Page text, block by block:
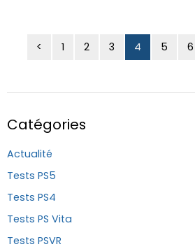
< 1 2 3 4 5 6
Catégories
Actualité
Tests PS5
Tests PS4
Tests PS Vita
Tests PSVR